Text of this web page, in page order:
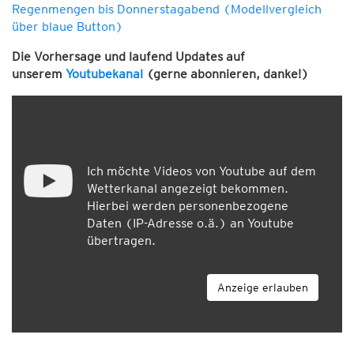
Regenmengen bis Donnerstagabend (Modellvergleich
über blaue Button)
Die Vorhersage und laufend Updates auf
unserem Youtubekanal (gerne abonnieren, danke!)
Ich möchte Videos von Youtube auf dem
Wetterkanal angezeigt bekommen.
Hierbei werden personenbezogene
Daten (IP-Adresse o.ä.) an Youtube
übertragen.
Anzeige erlauben